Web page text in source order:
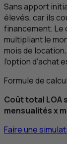
Sans apport
élevés, car ils
financement. Le
multipliant le
mois de
l’option d’achat
Formule de calcul
Coût total LOA
mensualités x
Faire une